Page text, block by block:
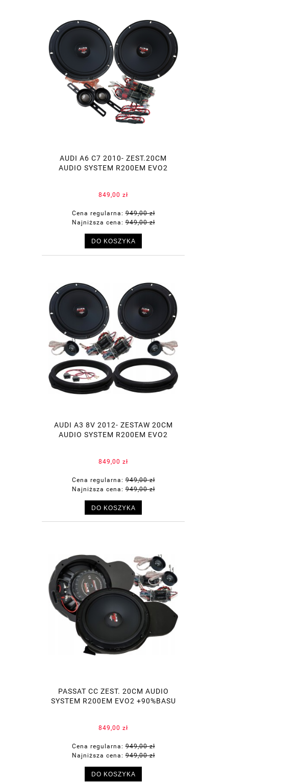
AUDI A6 C7 2010- ZEST.20CM
AUDIO SYSTEM R200EM EVO2
849,00 zł
Cena regularna:949,00 zł
Najniższa cena:949,00 zł
DO KOSZYKA
AUDI A3 8V 2012- ZESTAW 20CM
AUDIO SYSTEM R200EM EVO2
849,00 zł
Cena regularna:949,00 zł
Najniższa cena:949,00 zł
DO KOSZYKA
PASSAT CC ZEST. 20CM AUDIO
SYSTEM R200EM EVO2 +90%BASU
849,00 zł
Cena regularna:949,00 zł
Najniższa cena:949,00 zł
DO KOSZYKA